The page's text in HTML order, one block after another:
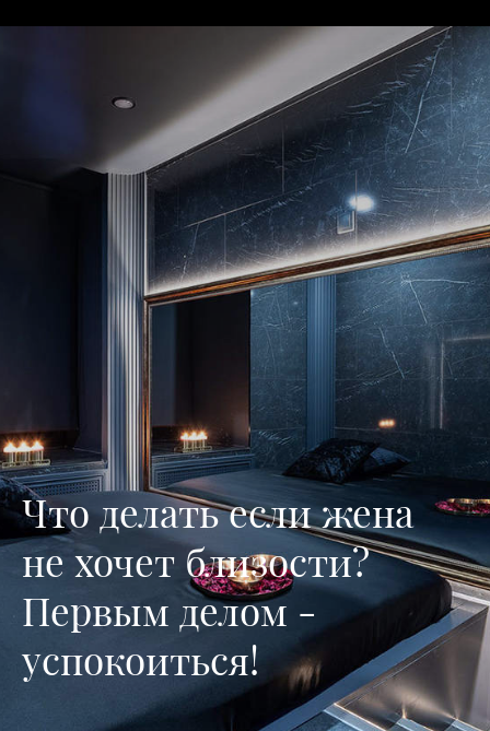
Что делать если жена
не хочет близости?
Первым делом -
успокоиться!